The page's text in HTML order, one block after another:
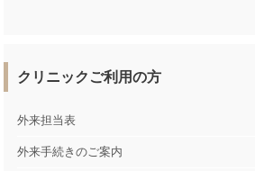
クリニックご利用の方
外来担当表
外来手続きのご案内